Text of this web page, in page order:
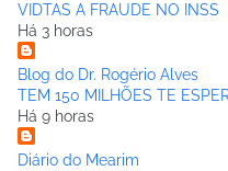
VIDTAS A FRAUDE NO INSS
Há 3 horas
Blog do Dr. Rogério Alves
TEM 150 MILHÕES TE
Há 9 horas
Diário do Mearim